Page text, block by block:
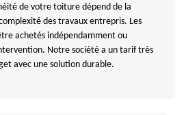
de votre toiture dépend de la
des travaux entrepris. Les
achetés indépendamment ou
Notre société a un tarif très
avec une solution durable.